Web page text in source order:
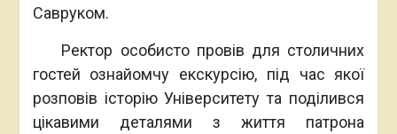
Савруком.
Ректор особисто провів для столичних
гостей ознайомчу екскурсію, під час якої
розповів історію Університету та поділився
цікавими деталями з життя патрона